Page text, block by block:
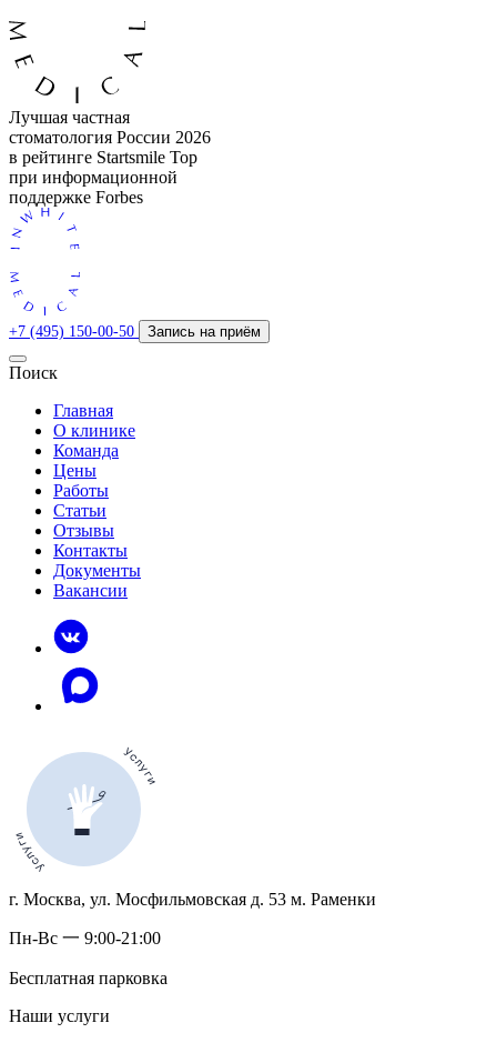
Лучшая частная
стоматология России 2026
в рейтинге Startsmile Top
при информационной
поддержке Forbes
+7 (495) 150-00-50 Запись на приём
Поиск
Главная
О клинике
Команда
Цены
Работы
Статьи
Отзывы
Контакты
Документы
Вакансии
г. Москва, ул. Мосфильмовская д. 53 м. Раменки
Пн-Вс 一 9:00-21:00
Бесплатная парковка
Наши услуги